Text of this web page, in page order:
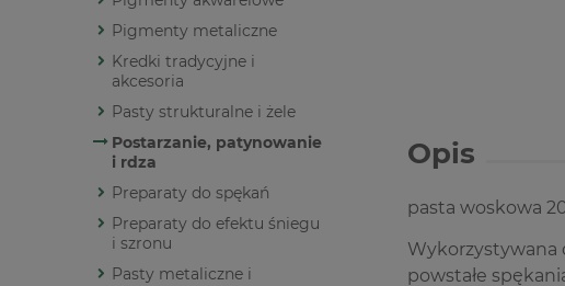
Pigmenty metaliczne
Kredki tradycyjne i
akcesoria
Pasty strukturalne i żele
Postarzanie, patynowanie
i rdza
Preparaty do spękań
Preparaty do efektu śniegu
i szronu
Pasty metaliczne i
Opis
pasta woskowa
Wykorzystywana
powstałe